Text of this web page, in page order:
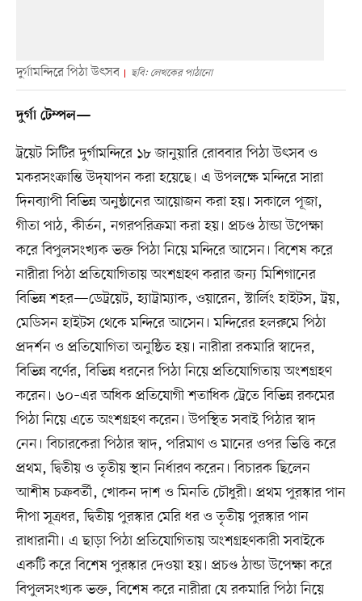
দুর্গামন্দিরে পিঠা উৎসব ছবি: লেখকের পাঠানো
দুর্গা টেম্পল—
ট্রয়েট সিটির দুর্গামন্দিরে ১৮ জানুয়ারি রোববার পিঠা উৎসব ও
মকরসংক্রান্তি উদ্‌যাপন করা হয়েছে। এ উপলক্ষে মন্দিরে সারা
দিনব্যাপী বিভিন্ন অনুষ্ঠানের আয়োজন করা হয়। সকালে পূজা,
গীতা পাঠ, কীর্তন, নগরপরিক্রমা করা হয়। প্রচণ্ড ঠান্ডা উপেক্ষা
করে বিপুলসংখ্যক ভক্ত পিঠা নিয়ে মন্দিরে আসেন। বিশেষ করে
নারীরা পিঠা প্রতিযোগিতায় অংশগ্রহণ করার জন্য মিশিগানের
বিভিন্ন শহর—ডেট্রয়েট, হ্যাট্রাম্যাক, ওয়ারেন, স্টার্লিং হাইটস, ট্রয়,
মেডিসন হাইটস থেকে মন্দিরে আসেন। মন্দিরের হলরুমে পিঠা
প্রদর্শন ও প্রতিযোগিতা অনুষ্ঠিত হয়। নারীরা রকমারি স্বাদের,
বিভিন্ন বর্ণের, বিভিন্ন ধরনের পিঠা নিয়ে প্রতিযোগিতায় অংশগ্রহণ
করেন। ৬০–এর অধিক প্রতিযোগী শতাধিক ট্রেতে বিভিন্ন রকমের
পিঠা নিয়ে এতে অংশগ্রহণ করেন। উপস্থিত সবাই পিঠার স্বাদ
নেন। বিচারকেরা পিঠার স্বাদ, পরিমাণ ও মানের ওপর ভিত্তি করে
প্রথম, দ্বিতীয় ও তৃতীয় স্থান নির্ধারণ করেন। বিচারক ছিলেন
আশীষ চক্রবর্তী, খোকন দাশ ও মিনতি চৌধুরী। প্রথম পুরস্কার পান
দীপা সূত্রধর, দ্বিতীয় পুরস্কার মেরি ধর ও তৃতীয় পুরস্কার পান
রাধারানী। এ ছাড়া পিঠা প্রতিযোগিতায় অংশগ্রহণকারী সবাইকে
একটি করে বিশেষ পুরস্কার দেওয়া হয়। প্রচণ্ড ঠান্ডা উপেক্ষা করে
বিপুলসংখ্যক ভক্ত, বিশেষ করে নারীরা যে রকমারি পিঠা নিয়ে